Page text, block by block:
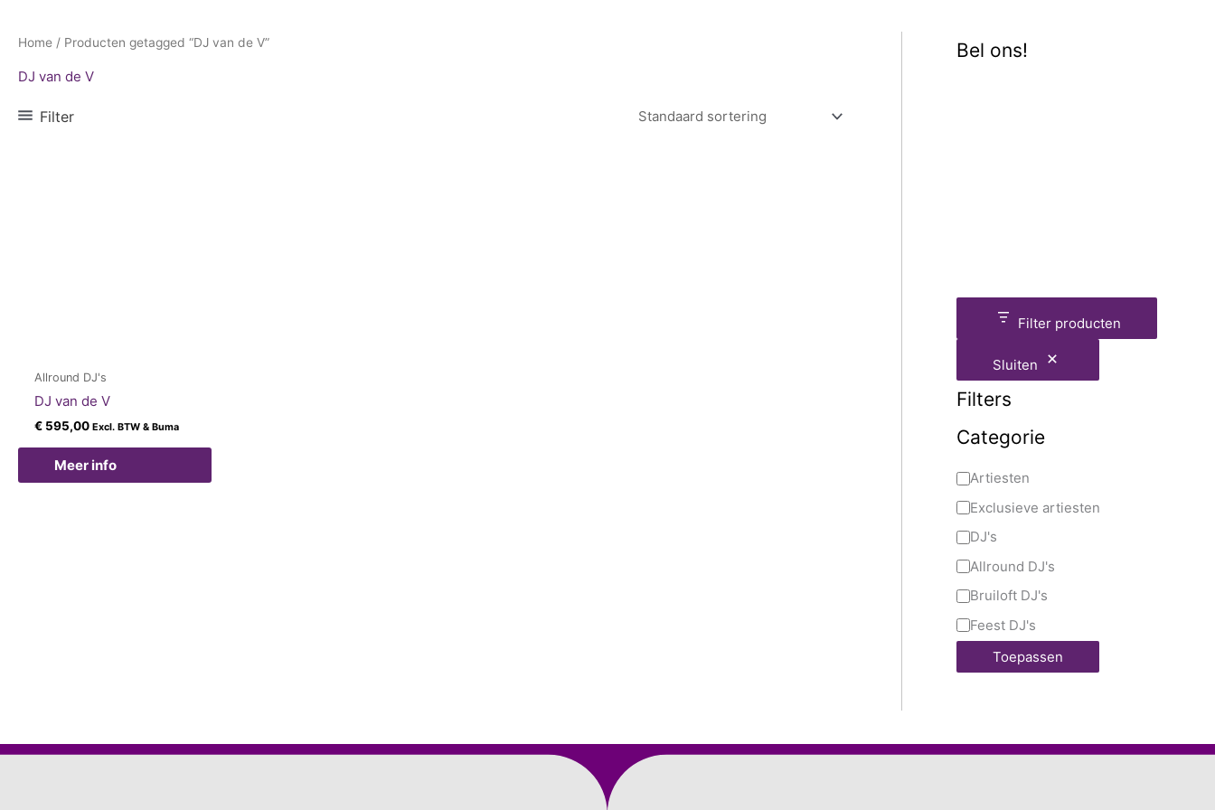
Home / Producten getagged “DJ van de V”
DJ van de V
Filter
Allround DJ's
DJ van de V
€ 595,00 Excl. BTW & Buma
Meer info
Bel ons!
Filter producten
Sluiten
Filters
Categorie
Artiesten
Exclusieve artiesten
DJ's
Allround DJ's
Bruiloft DJ's
Feest DJ's
Toepassen